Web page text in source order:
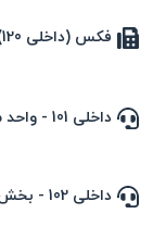
فکس (داخلی 120): 28421019-021
داخلی 101 - واحد مدیریت
داخلی 102 - بخش IT